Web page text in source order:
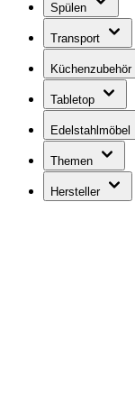
Spülen
Transport
Küchenzubehör
Tabletop
Edelstahlmöbel
Themen
Hersteller